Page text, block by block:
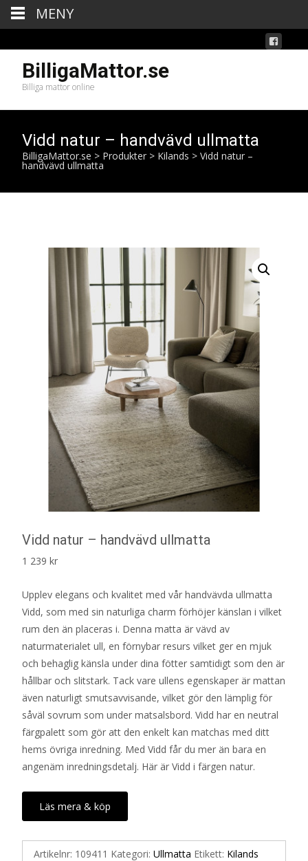
BilligaMattor.se
Billiga mattor online
Vidd natur – handvävd ullmatta
BilligaMattor.se > Produkter > Kilands > Vidd natur –
handvävd ullmatta
Vidd natur – handvävd ullmatta
1 239 kr
Upplev elegans och kvalitet med vår handvävda ullmatta
Vidd, som med sin naturliga charm förhöjer känslan i vilket
rum den än placeras i. Denna matta är vävd av
naturmaterialet ull, en förnybar resurs vilket ger en mjuk
och behaglig känsla under dina fötter samtidigt som den är
hållbar och slitstark. Tack vare ullens egenskaper är mattan
även naturligt smutsavvisande, vilket gör den lämplig för
såväl sovrum som under matsalsbord. Vidd har en neutral
färgpalett som gör att den enkelt kan matchas med ditt
hems övriga inredning. Med Vidd får du mer än bara en
angenäm inredningsdetalj. Här är Vidd i färgen natur.
Läs mera & köp
Artikelnr: 109411 Kategori: Ullmatta Etikett: Kilands
MENY